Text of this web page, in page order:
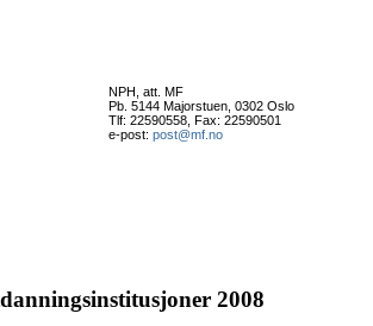
NPH, att. MF
Pb. 5144 Majorstuen, 0302 Oslo
Tlf: 22590558, Fax: 22590501
e-post: post@mf.no
2008